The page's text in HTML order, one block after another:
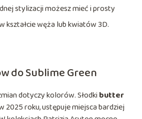
stylizacji możesz mieć i prosty
kształcie węża lub kwiatów 3D.
do Sublime Green
dotyczy kolorów. Słodki butter
2025 roku, ustępuje miejsca bardziej